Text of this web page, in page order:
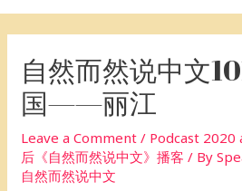
自然而然说中文
国——丽江
Leave a Comment / Podcast
后《自然而然说中文》播客 / By
自然而然说中文